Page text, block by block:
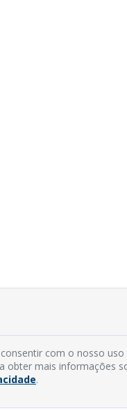
com o nosso uso
obter mais informações
.